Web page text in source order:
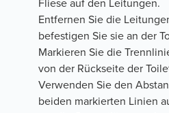
Entfernen Sie die
befestigen Sie sie an der
Markieren Sie die
von der Rückseite der
Verwenden Sie den
beiden markierten Linien